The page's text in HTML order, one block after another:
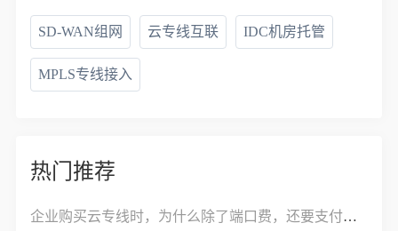
SD-WAN组网 云专线互联 IDC机房托管
MPLS专线接入
热门推荐
企业购买云专线时，为什么除了端口费，还要支付接入费？